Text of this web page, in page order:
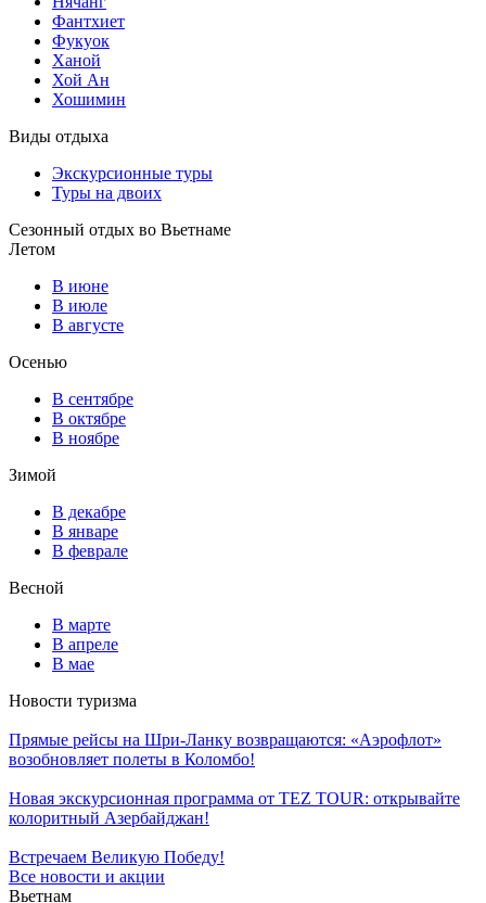
Фантхиет
Фукуок
Ханой
Хой Ан
Хошимин
Виды отдыха
Экскурсионные туры
Туры на двоих
Сезонный отдых во Вьетнаме
Летом
В июне
В июле
В августе
Осенью
В сентябре
В октябре
В ноябре
Зимой
В декабре
В январе
В феврале
Весной
В марте
В апреле
В мае
Новости туризма
Прямые рейсы на Шри-Ланку возвращаются: «Аэрофлот»
возобновляет полеты в Коломбо!
Новая экскурсионная программа от TEZ TOUR: открывайте
колоритный Азербайджан!
Встречаем Великую Победу!
Все новости и акции
Вьетнам